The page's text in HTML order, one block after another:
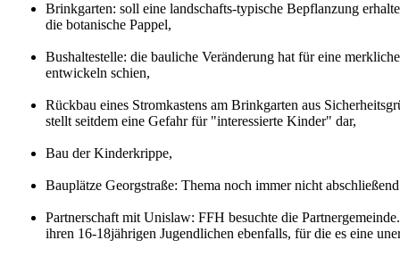
Brinkgarten: soll eine landschafts-typische Bepflanzung
die botanische Pappel,
Bushaltestelle: die bauliche Veränderung hat für eine
entwickeln schien,
Rückbau eines Stromkastens am Brinkgarten aus
stellt seitdem eine Gefahr für "interessierte Kinder" dar,
Bau der Kinderkrippe,
Bauplätze Georgstraße: Thema noch immer nicht
Partnerschaft mit Unislaw: FFH besuchte die
ihren 16-18jährigen Jugendlichen ebenfalls, für die es eine